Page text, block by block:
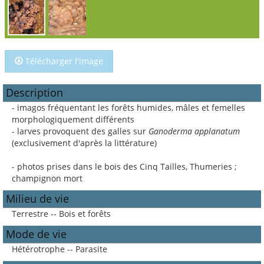
Télécharger l'image
Description
- imagos fréquentant les forêts humides, mâles et femelles
morphologiquement différents
- larves provoquent des galles sur Ganoderma applanatum
(exclusivement d'après la littérature)
- photos prises dans le bois des Cinq Tailles, Thumeries ;
champignon mort
Milieu de vie
Terrestre -- Bois et forêts
Mode de vie
Hétérotrophe -- Parasite